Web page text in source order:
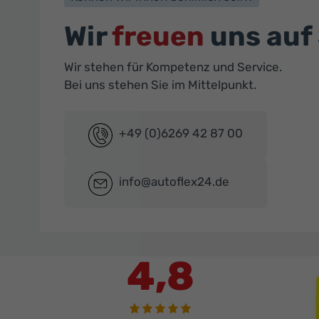
Wirfreuen uns auf
Wir stehen für Kompetenz und Service.
Bei uns stehen Sie im Mittelpunkt.
+49 (0)6269 42 87 00
info@autoflex24.de
4,8